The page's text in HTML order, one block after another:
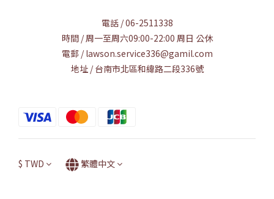
電話 / 06-2511338
時間 / 周一至周六09:00-22:00 周日 公休
電郵 / lawson.service336@gamil.com
地址 / 台南市北區和緯路二段336號
$ TWD 繁體中文